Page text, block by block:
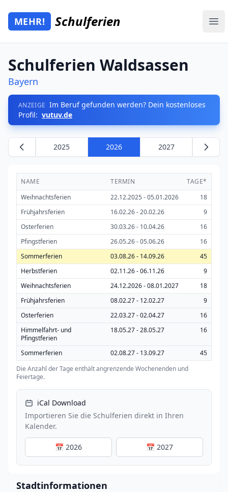
Zum Hauptinhalt springen
Mehr Schulferien
MEHR! Schulferien
Schulferien Waldsassen
Bayern
ANZEIGE Im Beruf gefunden werden? Dein kostenloses
Profil: vutuv.de
2025 2026 2027
NAME TERMIN
TAGE*
Weihnachtsferien
22.12.2025 - 05.01.2026
18
Frühjahrsferien
16.02.26 - 20.02.26
9
Osterferien
30.03.26 - 10.04.26
16
Pfingstferien
26.05.26 - 05.06.26
16
Sommerferien
03.08.26 - 14.09.26
45
Herbstferien
02.11.26 - 06.11.26
9
Weihnachtsferien
24.12.2026 - 08.01.2027
18
Frühjahrsferien
08.02.27 - 12.02.27
9
Osterferien
22.03.27 - 02.04.27
16
Himmelfahrt- und
Pfingstferien
18.05.27 - 28.05.27 16
Sommerferien 02.08.27 - 13.09.27
45
Die Anzahl der Tage enthält angrenzende Wochenenden und
Feiertage.
iCal Download
Importieren Sie die Schulferien direkt in Ihren
Kalender.
📅 2026 📅 2027
Stadtinformationen